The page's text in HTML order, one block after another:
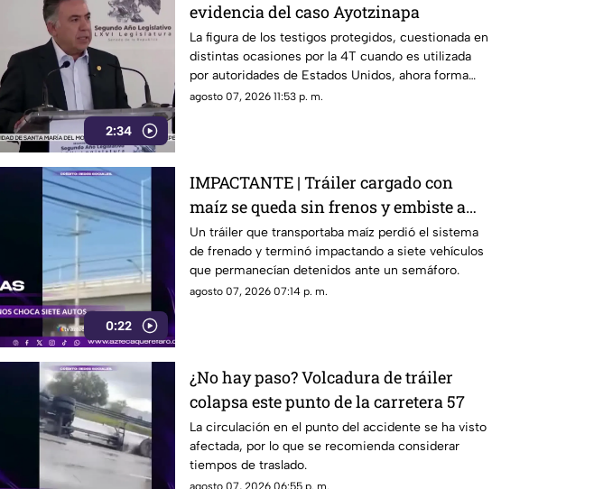
2:34
evidencia del caso Ayotzinapa
La figura de los testigos protegidos, cuestionada en
distintas ocasiones por la 4T cuando es utilizada
por autoridades de Estados Unidos, ahora forma
parte de los elementos de la investigación contra el
agosto 07, 2026 11:53 p. m.
0:22
IMPACTANTE | Tráiler cargado con
maíz se queda sin frenos y embiste a
siete vehículos
Un tráiler que transportaba maíz perdió el sistema
de frenado y terminó impactando a siete vehículos
que permanecían detenidos ante un semáforo.
agosto 07, 2026 07:14 p. m.
¿No hay paso? Volcadura de tráiler
colapsa este punto de la carretera 57
La circulación en el punto del accidente se ha visto
afectada, por lo que se recomienda considerar
tiempos de traslado.